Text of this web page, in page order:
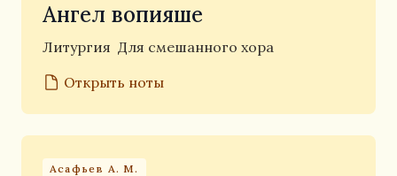
Ангел вопияше
Литургия Для смешанного хора
Открыть ноты
Асафьев А. М.